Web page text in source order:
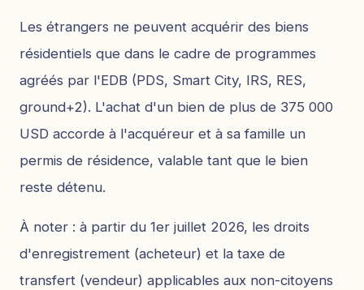
Les étrangers ne peuvent acquérir des biens
résidentiels que dans le cadre de programmes
agréés par l'EDB (PDS, Smart City, IRS, RES,
ground+2). L'achat d'un bien de plus de 375 000
USD accorde à l'acquéreur et à sa famille un
permis de résidence, valable tant que le bien
reste détenu.
À noter : à partir du 1er juillet 2026, les droits
d'enregistrement (acheteur) et la taxe de
transfert (vendeur) applicables aux non-citoyens